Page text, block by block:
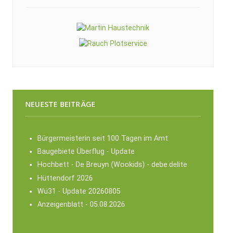
NEUESTE BEITRÄGE
Bürgermeisterin seit 100 Tagen im Amt
Baugebiete Überflug - Update
Hochbett - De Breuyn (Wookids) - debe.delite
Hüttendorf 2026
Wü31 - Update 20260805
Anzeigenblatt - 05.08.2026